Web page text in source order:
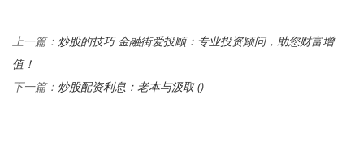
上一篇： 炒股的技巧 金融街爱投顾：专业投资顾问，助您财富增
值！
下一篇： 炒股配资利息：老本与汲取 ()